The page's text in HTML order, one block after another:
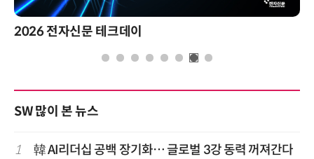
2026 전자신문 테크데이
SW 많이 본 뉴스
1 韓 AI리더십 공백 장기화… 글로벌 3강 동력 꺼져간다